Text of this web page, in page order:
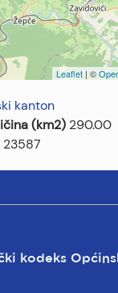
Leaflet | ©
kanton
(km2) 290.00
23587
kodeks